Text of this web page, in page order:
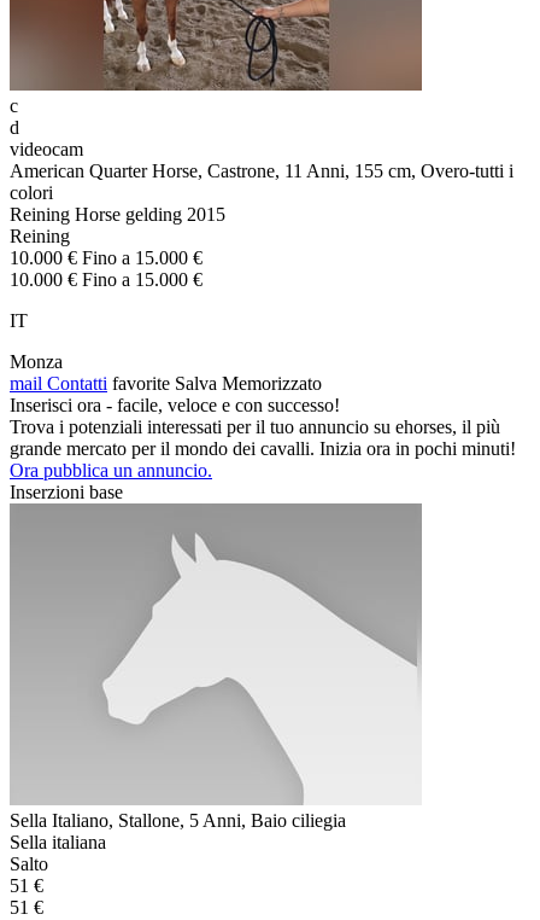
c
d
videocam
American Quarter Horse, Castrone, 11 Anni, 155 cm, Overo-tutti i
colori
Reining Horse gelding 2015
Reining
10.000 € Fino a 15.000 €
10.000 € Fino a 15.000 €
IT
Monza
mail Contatti favorite Salva Memorizzato
Inserisci ora - facile, veloce e con successo!
Trova i potenziali interessati per il tuo annuncio su ehorses, il più
grande mercato per il mondo dei cavalli. Inizia ora in pochi minuti!
Ora pubblica un annuncio.
Inserzioni base
Sella Italiano, Stallone, 5 Anni, Baio ciliegia
Sella italiana
Salto
51 €
51 €